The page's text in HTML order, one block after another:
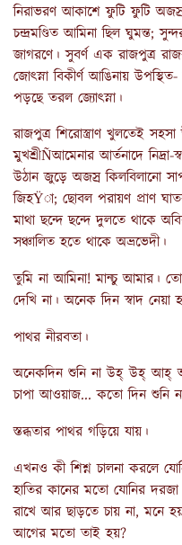
নিরাভরণ আকাশে ফুটি ফুটি অজস্র
চন্দ্রমণ্ডিত আমিনা ছিল ঘুমন্ত;
জাগরণে। সুবর্ণ এক রাজপুত্র
জোৎস্না বিকীর্ণ আঙিনায়
পড়ছে তরল জ্যোৎস্না।
রাজপুত্র শিরোস্ত্রাণ খুলতেই
মুখশ্রীÑআমেনার আর্তনাদে
উঠান জুড়ে অজস্র কিলবিলানো
জিহŸা; ছোবল পরায়ণ প্রাণ
মাথা ছন্দে ছন্দে দুলতে থাকে
সঞ্চালিত হতে থাকে অভ্রভেদী।
তুমি না আমিনা! মান্চু আমার।
দেখি না। অনেক দিন স্বাদ
পাথর নীরবতা।
অনেকদিন শুনি না উহ্ উহ্ আহ্
চাপা আওয়াজ... কতো দিন শুনি
স্তব্ধতার পাথর গড়িয়ে যায়।
এখনও কী শিশ্ন চালনা করলে
হাতির কানের মতো যোনির
রাখে আর ছাড়তে চায় না, মনে
আগের মতো তাই হয়?